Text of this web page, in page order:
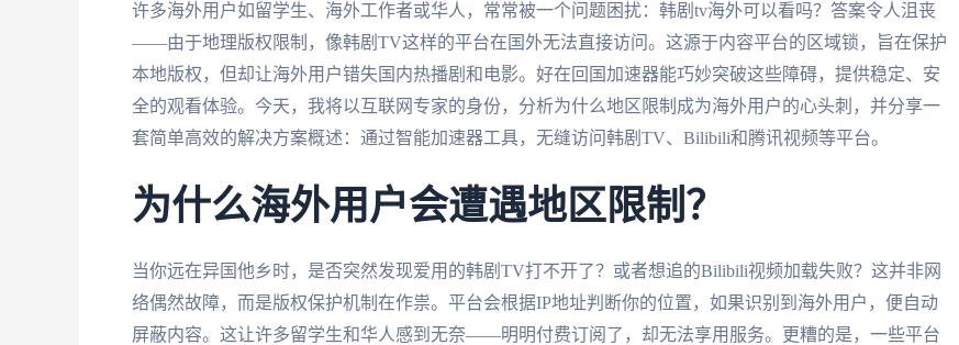
许多海外用户如留学生、海外工作者或华人，常常被一个问题困扰：韩剧tv海外可以看吗？答案令人沮丧
——由于地理版权限制，像韩剧TV这样的平台在国外无法直接访问。这源于内容平台的区域锁，旨在保护
本地版权，但却让海外用户错失国内热播剧和电影。好在回国加速器能巧妙突破这些障碍，提供稳定、安
全的观看体验。今天，我将以互联网专家的身份，分析为什么地区限制成为海外用户的心头刺，并分享一
套简单高效的解决方案概述：通过智能加速器工具，无缝访问韩剧TV、Bilibili和腾讯视频等平台。
为什么海外用户会遭遇地区限制？
当你远在异国他乡时，是否突然发现爱用的韩剧TV打不开了？或者想追的Bilibili视频加载失败？这并非网
络偶然故障，而是版权保护机制在作祟。平台会根据IP地址判断你的位置，如果识别到海外用户，便自动
屏蔽内容。这让许多留学生和华人感到无奈——明明付费订阅了，却无法享用服务。更糟的是，一些平台